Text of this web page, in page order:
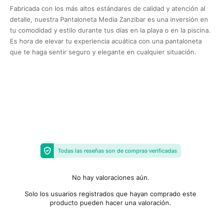
Fabricada con los más altos estándares de calidad y atención al
detalle, nuestra Pantaloneta Media Zanzibar es una inversión en
tu comodidad y estilo durante tus días en la playa o en la piscina.
Es hora de elevar tu experiencia acuática con una pantaloneta
que te haga sentir seguro y elegante en cualquier situación.
Todas las reseñas son de compras verificadas
No hay valoraciones aún.
Solo los usuarios registrados que hayan comprado este
producto pueden hacer una valoración.